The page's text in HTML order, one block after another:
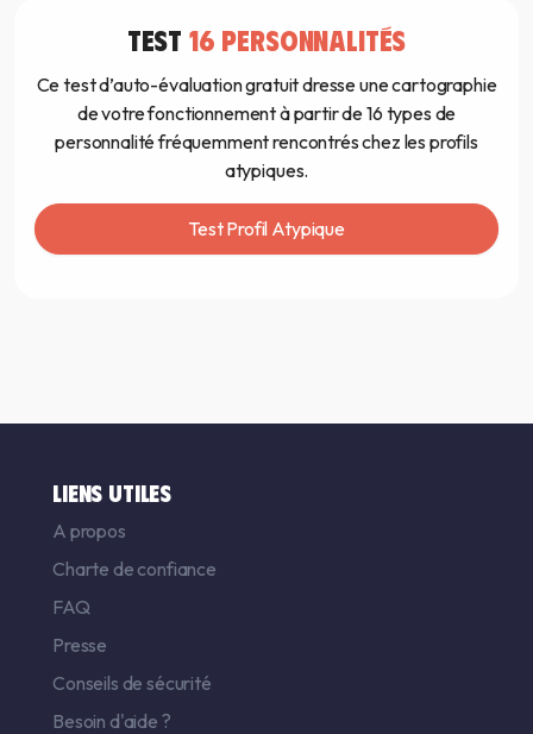
TEST 16 PERSONNALITÉS
Ce test d’auto-évaluation gratuit dresse une cartographie
de votre fonctionnement à partir de 16 types de
personnalité fréquemment rencontrés chez les profils
atypiques.
Test Profil Atypique
LIENS UTILES
A propos
Charte de confiance
FAQ
Presse
Conseils de sécurité
Besoin d'aide ?